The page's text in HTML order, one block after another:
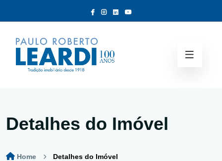
Detalhes do Imóvel
Home Detalhes do Imóvel